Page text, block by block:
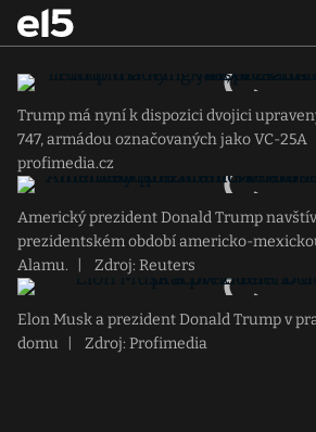
Trump má nyní k dispozici dvojici
747, armádou označovaných jako VC-25A
profimedia.cz
Americký prezident Donald Trump
prezidentském období americko-
Alamu.
Zdroj: Reuters
Elon Musk a prezident Donald Trump v
domu
Zdroj: Profimedia